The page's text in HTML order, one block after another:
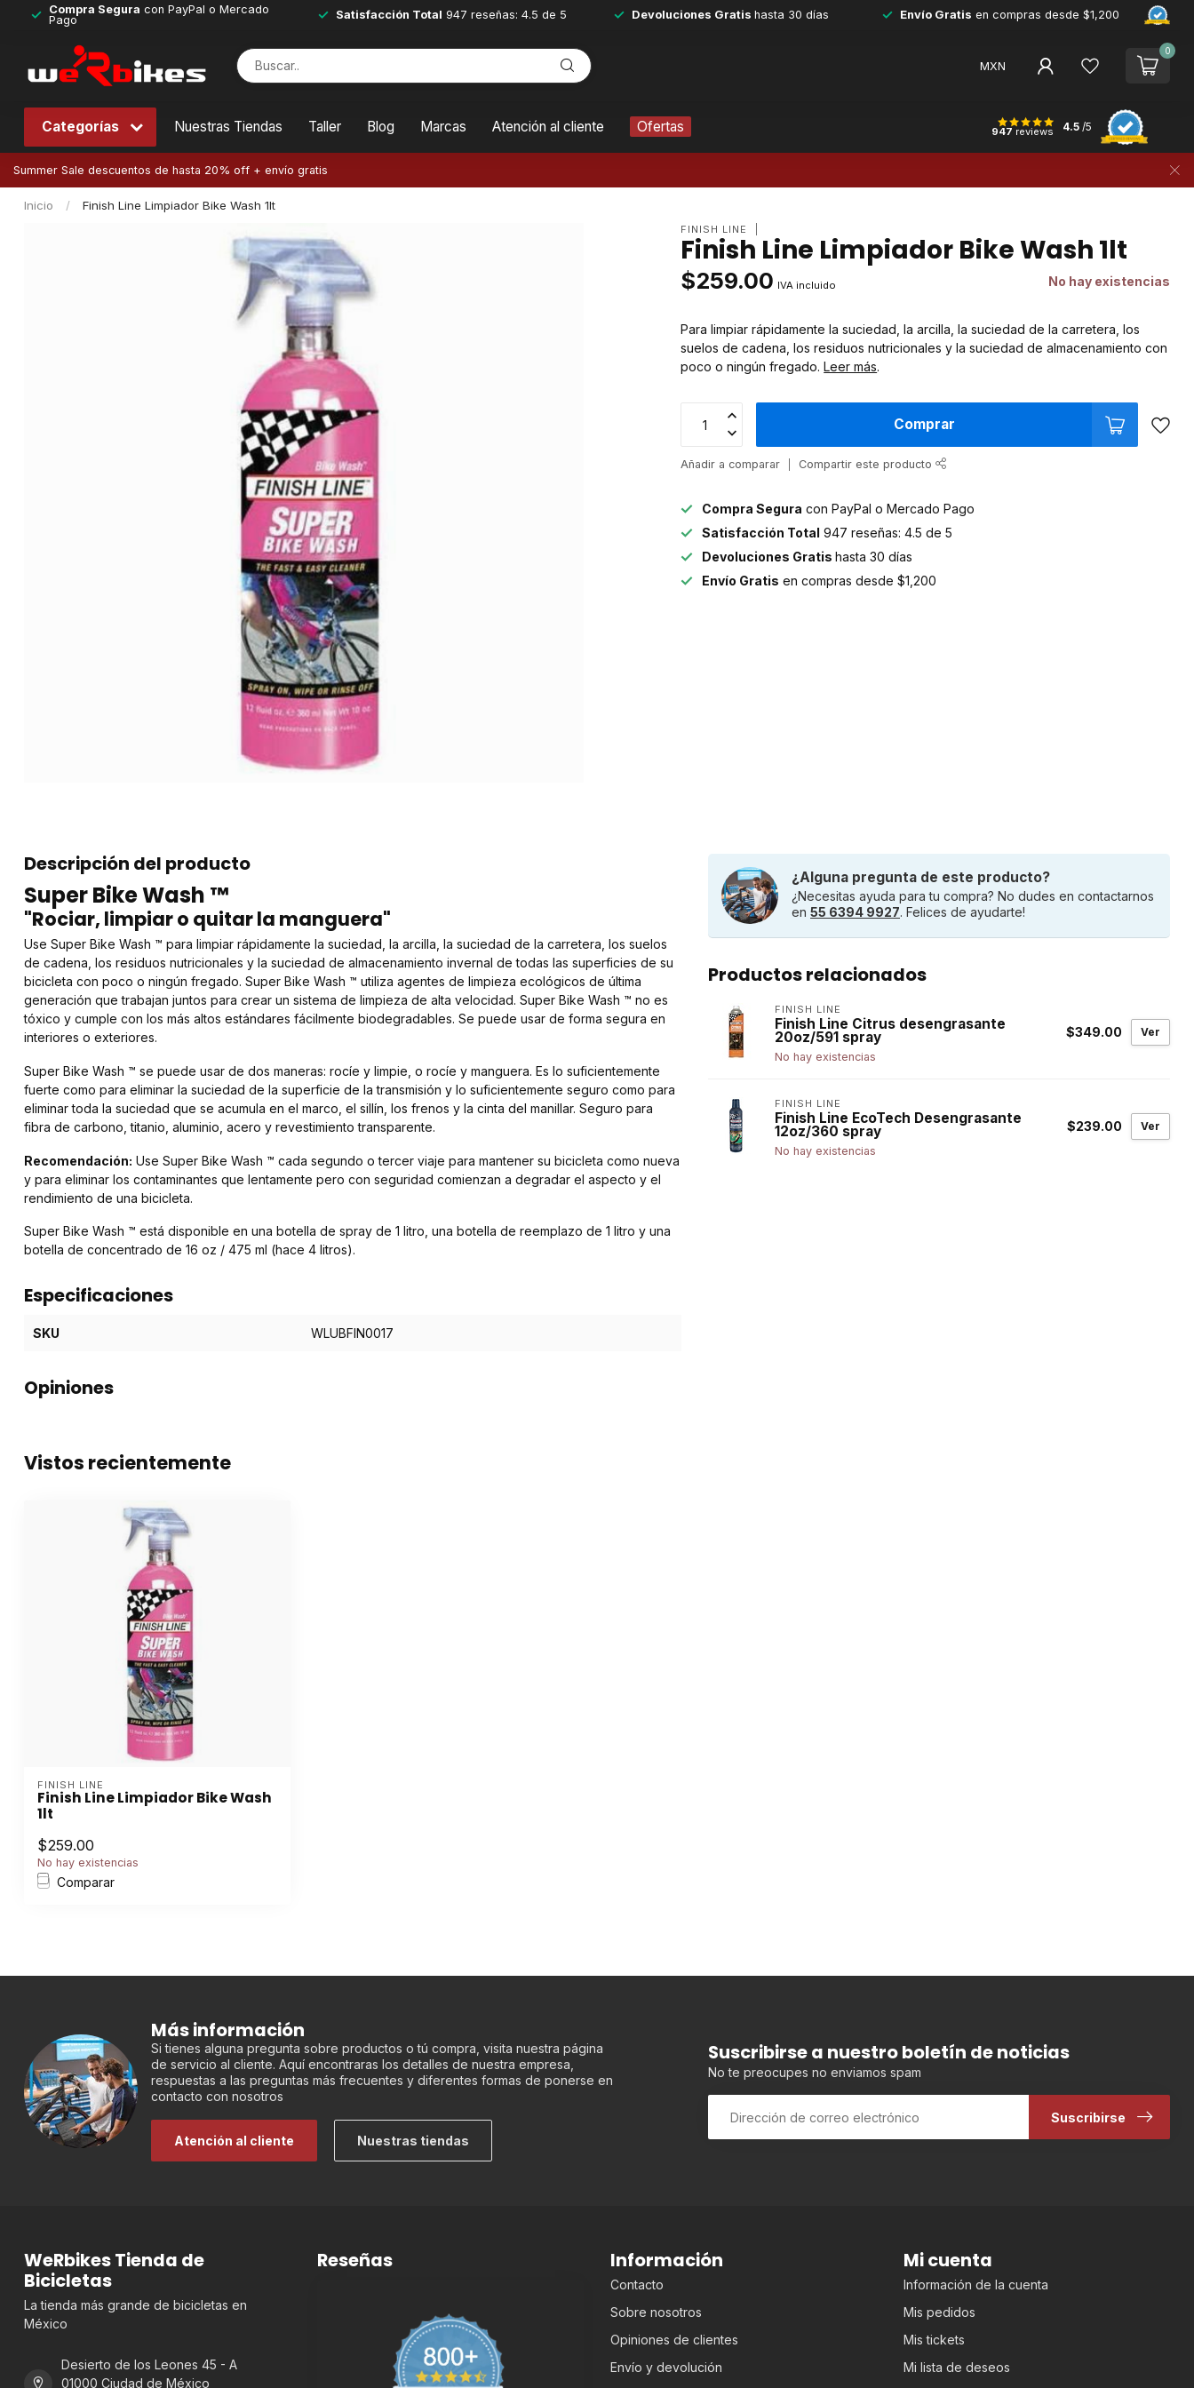
Compra Segura con PayPal o Mercado
Pago
Satisfacción Total 947 reseñas: 4.5 de 5 Devoluciones Gratis hasta 30 días Envío Gratis en compras desde $1,200
MXN
0
Categorías Nuestras Tiendas Taller Blog Marcas Atención al cliente Ofertas 947 reviews 4.5 /5
Summer Sale descuentos de hasta 20% off + envío gratis
Inicio / Finish Line Limpiador Bike Wash 1lt
FINISH LINE
Finish Line Limpiador Bike Wash 1lt
$259.00 IVA incluido No hay existencias
Para limpiar rápidamente la suciedad, la arcilla, la suciedad de la carretera, los
suelos de cadena, los residuos nutricionales y la suciedad de almacenamiento con
poco o ningún fregado.Leer más.
Comprar
Añadir a comparar Compartir este producto
Compra Segura con PayPal o Mercado Pago
Satisfacción Total 947 reseñas: 4.5 de 5
Devoluciones Gratishasta 30 días
Envío Gratis en compras desde $1,200
Descripción del producto
Super Bike Wash ™
"Rociar, limpiar o quitar la manguera"
Use Super Bike Wash ™ para limpiar rápidamente la suciedad, la arcilla, la suciedad de la carretera, los suelos
de cadena, los residuos nutricionales y la suciedad de almacenamiento invernal de todas las superficies de su
bicicleta con poco o ningún fregado. Super Bike Wash ™ utiliza agentes de limpieza ecológicos de última
generación que trabajan juntos para crear un sistema de limpieza de alta velocidad. Super Bike Wash ™ no es
tóxico y cumple con los más altos estándares fácilmente biodegradables. Se puede usar de forma segura en
interiores o exteriores.
Super Bike Wash ™ se puede usar de dos maneras: rocíe y limpie, o rocíe y manguera. Es lo suficientemente
fuerte como para eliminar la suciedad de la superficie de la transmisión y lo suficientemente seguro como para
eliminar toda la suciedad que se acumula en el marco, el sillín, los frenos y la cinta del manillar. Seguro para
fibra de carbono, titanio, aluminio, acero y revestimiento transparente.
Recomendación: Use Super Bike Wash ™ cada segundo o tercer viaje para mantener su bicicleta como nueva
y para eliminar los contaminantes que lentamente pero con seguridad comienzan a degradar el aspecto y el
rendimiento de una bicicleta.
Super Bike Wash ™ está disponible en una botella de spray de 1 litro, una botella de reemplazo de 1 litro y una
botella de concentrado de 16 oz / 475 ml (hace 4 litros).
Especificaciones
SKU WLUBFIN0017
Opiniones
¿Alguna pregunta de este producto?
¿Necesitas ayuda para tu compra? No dudes en contactarnos
en 55 6394 9927. Felices de ayudarte!
Productos relacionados
FINISH LINE
Finish Line Citrus desengrasante
20oz/591 spray
No hay existencias
$349.00 Ver
FINISH LINE
Finish Line EcoTech Desengrasante
12oz/360 spray
No hay existencias
$239.00 Ver
Vistos recientemente
FINISH LINE
Finish Line Limpiador Bike Wash
1lt
$259.00
No hay existencias
Comparar
Más información
Si tienes alguna pregunta sobre productos o tú compra, visita nuestra página
de servicio al cliente. Aquí encontraras los detalles de nuestra empresa,
respuestas a las preguntas más frecuentes y diferentes formas de ponerse en
contacto con nosotros
Atención al cliente Nuestras tiendas
Suscribirse a nuestro boletín de noticias
No te preocupes no enviamos spam
Suscribirse
WeRbikes Tienda de
Bicicletas
La tienda más grande de bicicletas en
México
Desierto de los Leones 45 - A
01000 Ciudad de México
Reseñas Información
Contacto
Sobre nosotros
Opiniones de clientes
Envío y devolución
Mi cuenta
Información de la cuenta
Mis pedidos
Mis tickets
Mi lista de deseos